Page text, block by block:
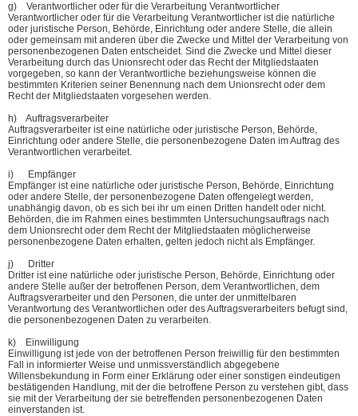
g) Verantwortlicher oder für die Verarbeitung Verantwortlicher
Verantwortlicher oder für die Verarbeitung Verantwortlicher ist die natürliche
oder juristische Person, Behörde, Einrichtung oder andere Stelle, die allein
oder gemeinsam mit anderen über die Zwecke und Mittel der Verarbeitung von
personenbezogenen Daten entscheidet. Sind die Zwecke und Mittel dieser
Verarbeitung durch das Unionsrecht oder das Recht der Mitgliedstaaten
vorgegeben, so kann der Verantwortliche beziehungsweise können die
bestimmten Kriterien seiner Benennung nach dem Unionsrecht oder dem
Recht der Mitgliedstaaten vorgesehen werden.
h) Auftragsverarbeiter
Auftragsverarbeiter ist eine natürliche oder juristische Person, Behörde,
Einrichtung oder andere Stelle, die personenbezogene Daten im Auftrag des
Verantwortlichen verarbeitet.
i) Empfänger
Empfänger ist eine natürliche oder juristische Person, Behörde, Einrichtung
oder andere Stelle, der personenbezogene Daten offengelegt werden,
unabhängig davon, ob es sich bei ihr um einen Dritten handelt oder nicht.
Behörden, die im Rahmen eines bestimmten Untersuchungsauftrags nach
dem Unionsrecht oder dem Recht der Mitgliedstaaten möglicherweise
personenbezogene Daten erhalten, gelten jedoch nicht als Empfänger.
j) Dritter
Dritter ist eine natürliche oder juristische Person, Behörde, Einrichtung oder
andere Stelle außer der betroffenen Person, dem Verantwortlichen, dem
Auftragsverarbeiter und den Personen, die unter der unmittelbaren
Verantwortung des Verantwortlichen oder des Auftragsverarbeiters befugt sind,
die personenbezogenen Daten zu verarbeiten.
k) Einwilligung
Einwilligung ist jede von der betroffenen Person freiwillig für den bestimmten
Fall in informierter Weise und unmissverständlich abgegebene
Willensbekundung in Form einer Erklärung oder einer sonstigen eindeutigen
bestätigenden Handlung, mit der die betroffene Person zu verstehen gibt, dass
sie mit der Verarbeitung der sie betreffenden personenbezogenen Daten
einverstanden ist.